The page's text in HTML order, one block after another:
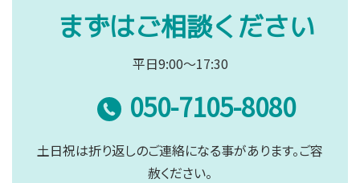
まずはご相談ください
平日9:00～17:30
050-7105-8080
土日祝は折り返しのご連絡になる事があります。ご容
赦ください。